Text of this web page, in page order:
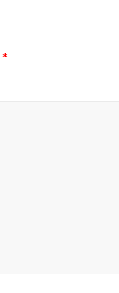
*